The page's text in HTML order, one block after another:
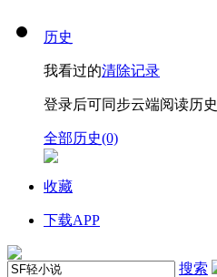
历史
我看过的清除记录
登录后可同步云端阅读历史
全部历史(0)
收藏
下载APP
搜索